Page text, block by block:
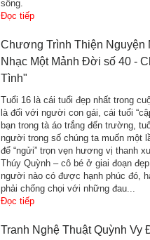
sống.
Đọc tiếp
Chương Trình Thiện Nguyện
Nhạc Một Mảnh Đời số 40 -
Tình"
Tuổi 16 là cái tuổi đẹp nhất trong
là đối với người con gái, cái tuổi
bạn trong tà áo trắng đến trường,
người trong số chúng ta muốn một
để “ngửi” trọn vẹn hương vị thanh
Thúy Quỳnh – cô bé ở giai đoạn
người nào có được hạnh phúc đó,
phải chống chọi với những đau...
Đọc tiếp
Tranh Nghệ Thuật Quỳnh Vy